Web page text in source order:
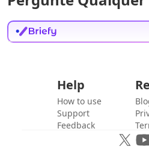
Help
How to use
Support
Feedback